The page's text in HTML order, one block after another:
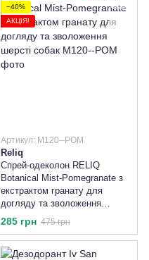
−40%
АКЦІЯ!
Артикул: M120--POM
Reliq
Спрей-одеколон RELIQ
Botanical Mist-Pomegranate з
екстрактом гранату для
догляду та зволоження
шерсті собак
285 грн 475 грн